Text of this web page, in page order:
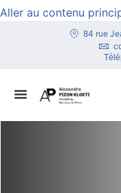
Aller au contenu
84 rue